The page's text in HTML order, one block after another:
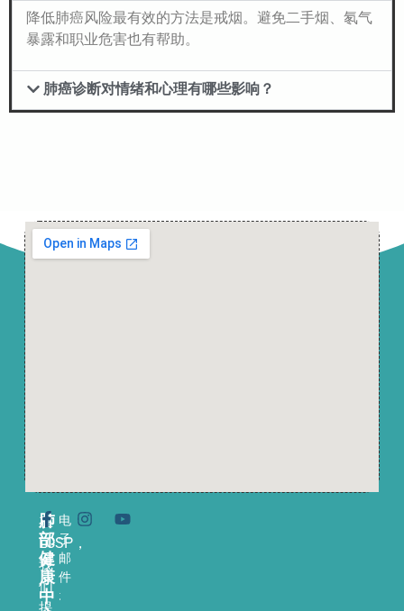
降低肺癌风险最有效的方法是戒烟。避免二手烟、氡气
暴露和职业危害也有帮助。
肺癌诊断对情绪和心理有哪些影响？
肺
部
健
康
中
在
LCSP，
我
们
电
子
邮
件
: